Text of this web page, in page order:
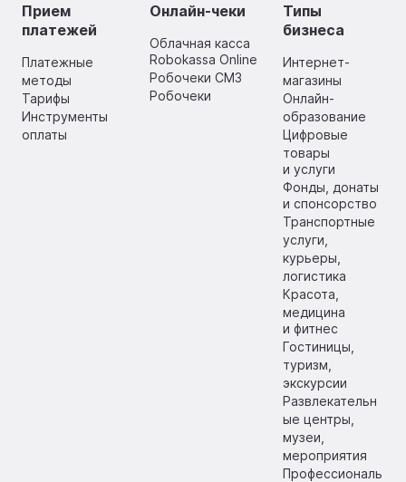
Прием
платежей
Платежные
методы
Тарифы
Инструменты
оплаты
Онлайн-чеки
Облачная касса
Robokassa Online
Робочеки СМЗ
Робочеки
Типы
бизнеса
Интернет-
магазины
Онлайн-
образование
Цифровые
товары
и услуги
Фонды, донаты
и спонсорство
Транспортные
услуги,
курьеры,
логистика
Красота,
медицина
и фитнес
Гостиницы,
туризм,
экскурсии
Развлекательн
ые центры,
музеи,
мероприятия
Профессиональ